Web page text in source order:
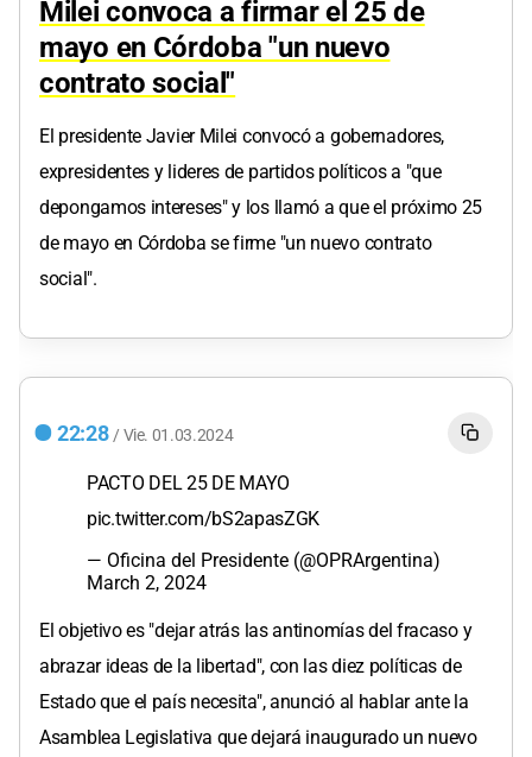
Milei convoca a firmar el 25 de
mayo en Córdoba "un nuevo
contrato social"
El presidente Javier Milei convocó a gobernadores,
expresidentes y lideres de partidos políticos a "que
depongamos intereses" y los llamó a que el próximo 25
de mayo en Córdoba se firme "un nuevo contrato
social".
22:28 / Vie. 01.03.2024
PACTO DEL 25 DE MAYO
pic.twitter.com/bS2apasZGK
— Oficina del Presidente (@OPRArgentina)
March 2, 2024
El objetivo es "dejar atrás las antinomías del fracaso y
abrazar ideas de la libertad", con las diez políticas de
Estado que el país necesita", anunció al hablar ante la
Asamblea Legislativa que dejará inaugurado un nuevo